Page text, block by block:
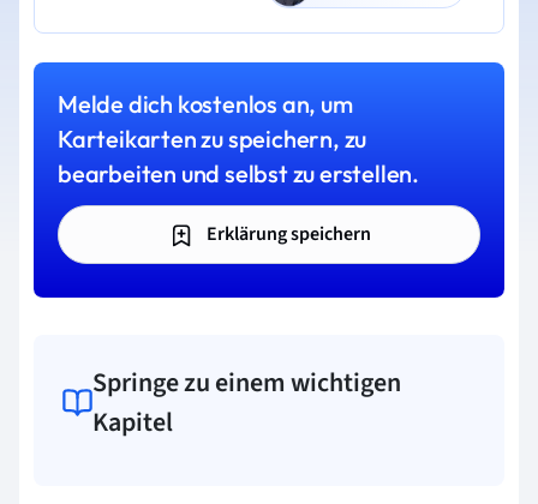
Melde dich kostenlos an, um
Karteikarten zu speichern, zu
bearbeiten und selbst zu erstellen.
Erklärung speichern
Springe zu einem wichtigen
Kapitel